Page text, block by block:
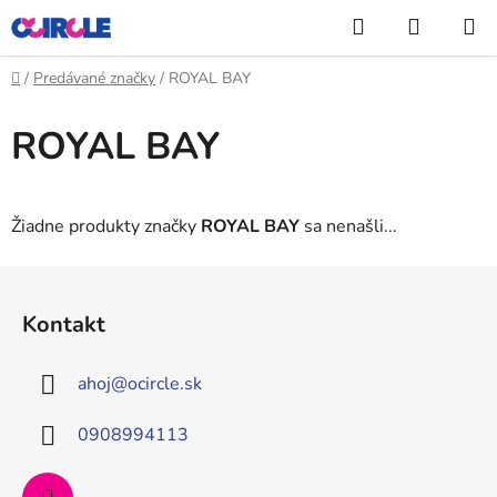
Prejsť
na
obsah
Hľadať
KOŠÍK
Domov
/ Predávané značky / ROYAL BAY
ROYAL BAY
Žiadne produkty značky ROYAL BAY sa nenašli...
Kontakt
ahoj@ocircle.sk
0908994113